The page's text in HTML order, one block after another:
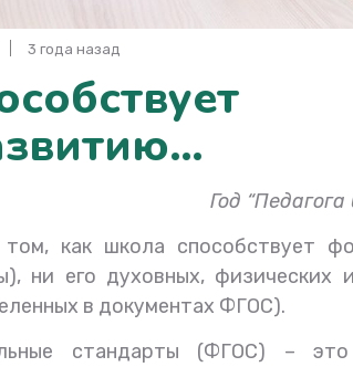
3 года назад
Год
как школа способствует
ни его духовных, физических
в документах ФГОС).
стандарты (ФГОС) – это